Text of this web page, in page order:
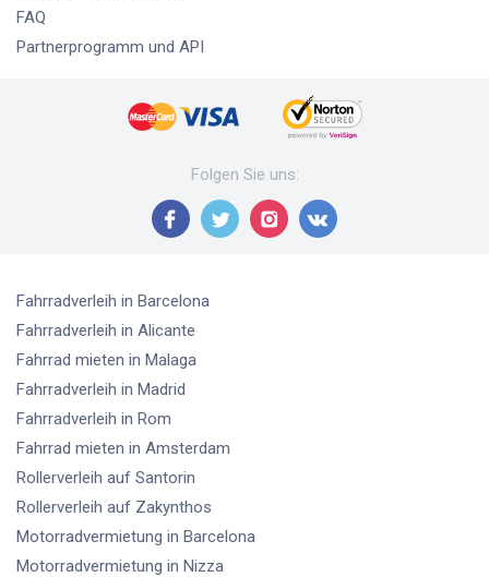
FAQ
Partnerprogramm und API
Folgen Sie uns:
Fahrradverleih in Barcelona
Fahrradverleih in Alicante
Fahrrad mieten in Malaga
Fahrradverleih in Madrid
Fahrradverleih in Rom
Fahrrad mieten in Amsterdam
Rollerverleih auf Santorin
Rollerverleih auf Zakynthos
Motorradvermietung in Barcelona
Motorradvermietung in Nizza